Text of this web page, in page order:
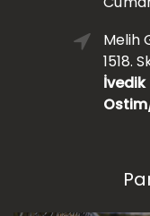
Melih
1518.
İvedik